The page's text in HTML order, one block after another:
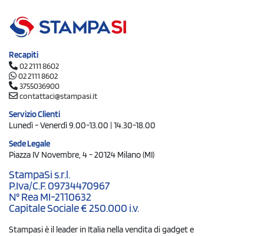
Recapiti
02 2111 8602
02 2111 8602
3755036900
contattaci@stampasi.it
Servizio Clienti
Lunedì - Venerdì 9.00-13.00 | 14.30-18.00
Sede Legale
Piazza IV Novembre, 4 - 20124 Milano (MI)
StampaSi s.r.l.
P.Iva/C.F. 09734470967
N° Rea MI-2110632
Capitale Sociale € 250.000 i.v.
Stampasi è il leader in Italia nella vendita di gadget e